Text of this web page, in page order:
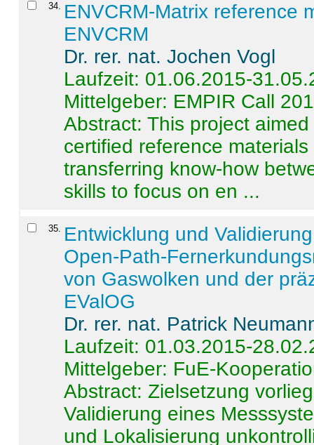
34. ENVCRM-Matrix reference
ENVCRM
Dr. rer. nat. Jochen Vogl
Laufzeit: 01.06.2015-
Mittelgeber: EMPIR Call
Abstract:This project
certified reference
transferring know-how
skills to focus on en ...
35. Entwicklung und
Open-Path-
von Gaswolken und der
EValOG
Dr. rer. nat. Patrick
Laufzeit: 01.03.2015-
Mittelgeber: FuE-
Abstract:Zielsetzung
Validierung eines
und Lokalisierung